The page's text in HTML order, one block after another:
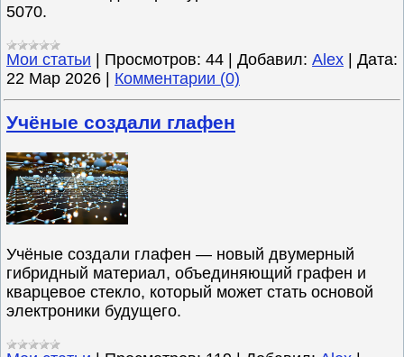
5070.
Мои статьи Просмотров: 44 Добавил: Alex
Дата:
22 Мар 2026
Комментарии (0)
Учёные создали глафен
Учёные создали глафен — новый двумерный
гибридный материал, объединяющий графен и
кварцевое стекло, который может стать основой
электроники будущего.